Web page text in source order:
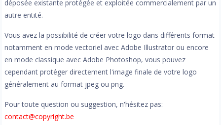
déposée existante protégée et exploitée commercialement par un
autre entité.
Vous avez la possibilité de créer votre logo dans différents format
notamment en mode vectoriel avec Adobe Illustrator ou encore
en mode classique avec Adobe Photoshop, vous pouvez
cependant protéger directement l'image finale de votre logo
généralement au format jpeg ou png.
Pour toute question ou suggestion, n'hésitez pas:
contact@copyright.be